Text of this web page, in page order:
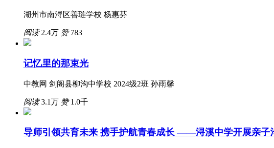
湖州市南浔区善琏学校 杨惠芬
阅读2.4万 赞783
记忆里的那束光
中教网 剑阁县柳沟中学校 2024级2班 孙雨馨
阅读3.1万 赞1.0千
导师引领共育未来 携手护航青春成长 ——浔溪中学开展亲子